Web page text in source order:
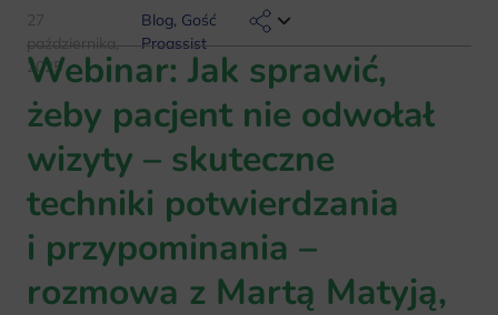
27
października,
2025
Blog, Gość
Proassist
Webinar: Jak sprawić,
żeby pacjent nie odwołał
wizyty – skuteczne
techniki potwierdzania
i przypominania –
rozmowa z Martą Matyją,